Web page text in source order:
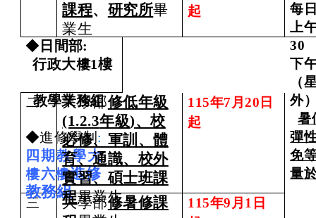
課程、 研究所畢
業生
起
每
上
30
下
（
外
暑
彈
免
量
◆ 日間部:
行政大樓1樓
教學業務組
◆進修學制 :
四期教學大
樓六樓進修
教務組
二 大學部修低年級
(1.2.3年級)、校
必修、軍訓、體
育、通識、校外
實習、碩士班課
程畢業生
115年7月20 日
起
三 大學部修暑修課
115年9月 1 日